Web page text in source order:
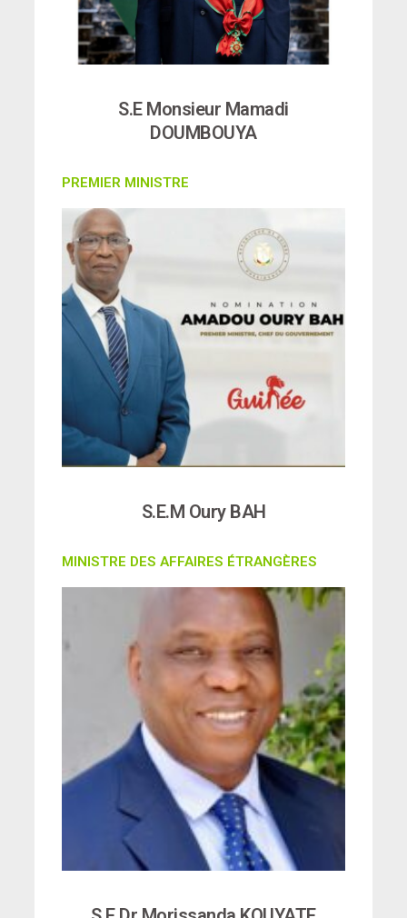
S.E Monsieur Mamadi
DOUMBOUYA
PREMIER MINISTRE
S.E.M Oury BAH
MINISTRE DES AFFAIRES ÉTRANGÈRES